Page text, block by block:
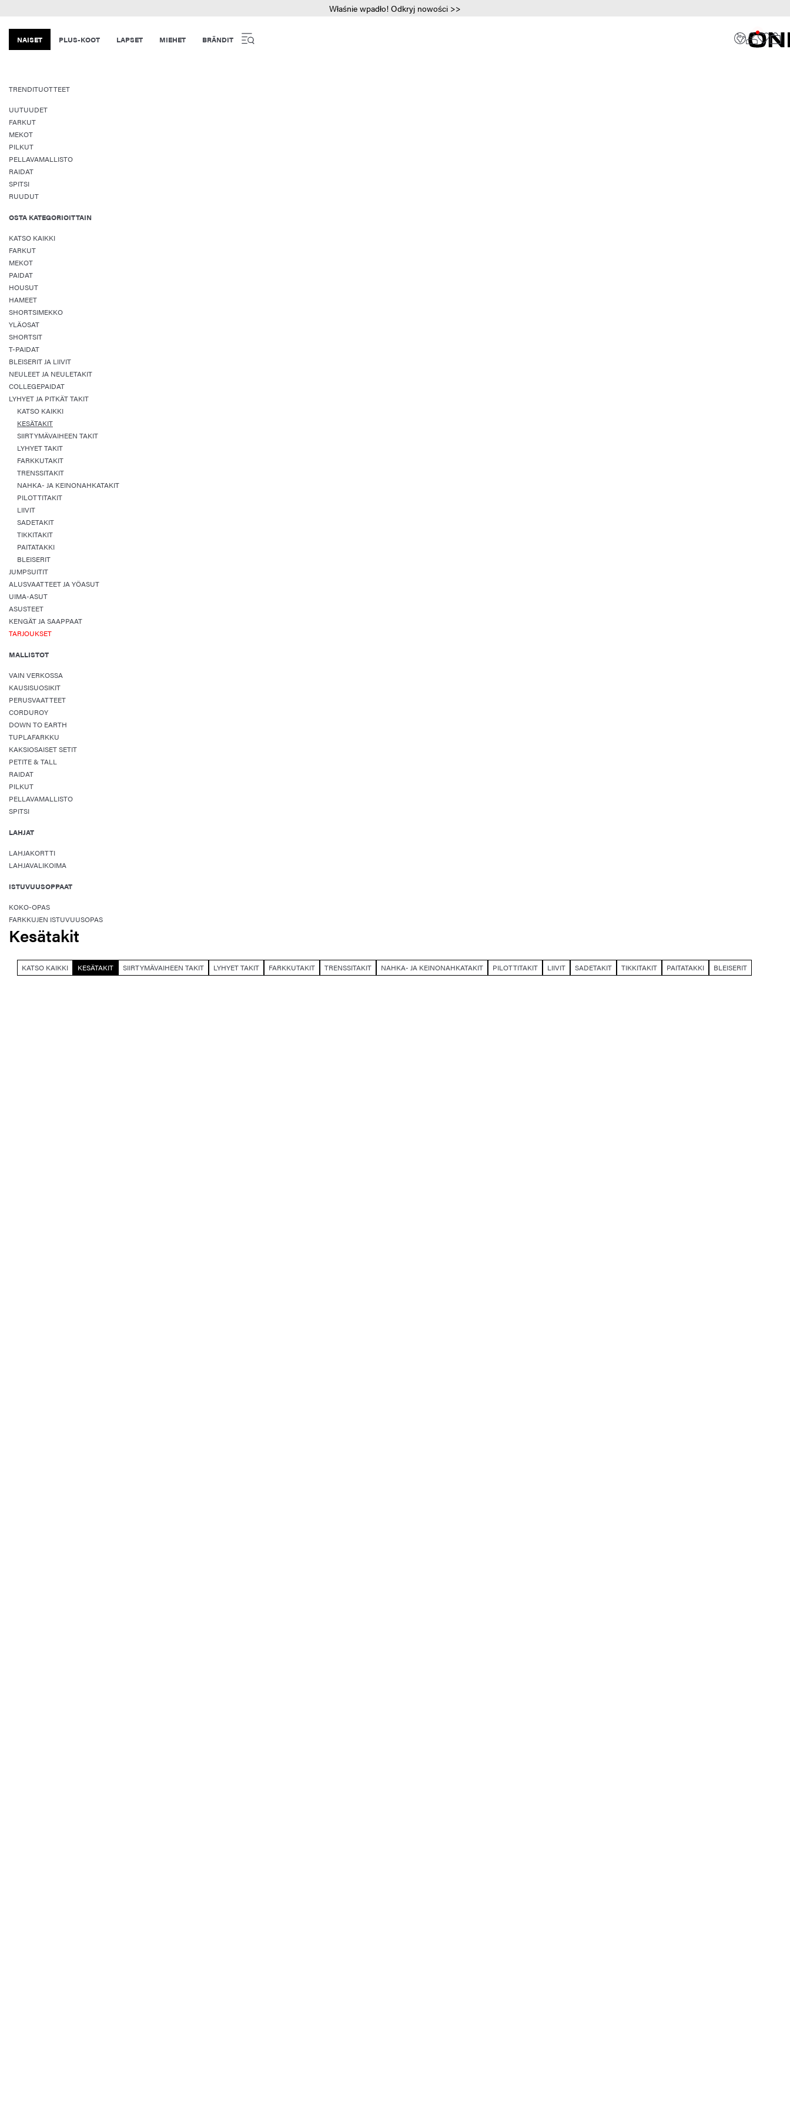
Właśnie wpadło! Odkryj nowości >>
NAISET PLUS-KOOT LAPSET MIEHET BRÄNDIT
TRENDITUOTTEET
UUTUUDET
FARKUT
MEKOT
PILKUT
PELLAVAMALLISTO
RAIDAT
SPITSI
RUUDUT
OSTA KATEGORIOITTAIN
KATSO KAIKKI
FARKUT
MEKOT
PAIDAT
HOUSUT
HAMEET
SHORTSIMEKKO
YLÄOSAT
SHORTSIT
T-PAIDAT
BLEISERIT JA LIIVIT
NEULEET JA NEULETAKIT
COLLEGEPAIDAT
LYHYET JA PITKÄT TAKIT
KATSO KAIKKI
KESÄTAKIT
SIIRTYMÄVAIHEEN TAKIT
LYHYET TAKIT
FARKKUTAKIT
TRENSSITAKIT
NAHKA- JA KEINONAHKATAKIT
PILOTTITAKIT
LIIVIT
SADETAKIT
TIKKITAKIT
PAITATAKKI
BLEISERIT
JUMPSUITIT
ALUSVAATTEET JA YÖASUT
UIMA-ASUT
ASUSTEET
KENGÄT JA SAAPPAAT
TARJOUKSET
MALLISTOT
VAIN VERKOSSA
KAUSISUOSIKIT
PERUSVAATTEET
CORDUROY
DOWN TO EARTH
TUPLAFARKKU
KAKSIOSAISET SETIT
PETITE & TALL
RAIDAT
PILKUT
PELLAVAMALLISTO
SPITSI
LAHJAT
LAHJAKORTTI
LAHJAVALIKOIMA
ISTUVUUSOPPAAT
KOKO-OPAS
FARKKUJEN ISTUVUUSOPAS
Kesätakit
KATSO KAIKKI KESÄTAKIT SIIRTYMÄVAIHEEN TAKIT LYHYET TAKIT FARKKUTAKIT TRENSSITAKIT NAHKA- JA KEINONAHKATAKIT PILOTTITAKIT LIIVIT SADETAKIT TIKKITAKIT PAITATAKKI BLEISERIT